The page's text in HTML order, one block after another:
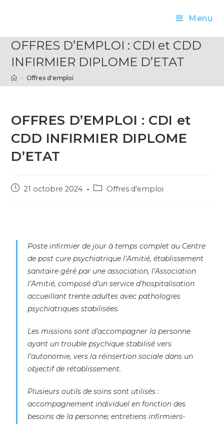
Menu
OFFRES D’EMPLOI : CDI et CDD
INFIRMIER DIPLOME D’ETAT
> Offres d'emploi
OFFRES D’EMPLOI : CDI et
CDD INFIRMIER DIPLOME
D’ETAT
21 octobre 2024 Offres d'emploi
Poste infirmier de jour à temps complet au Centre
de post cure psychiatrique l’Amitié, établissement
sanitaire géré par une association, l’Association
l’Amitié, composé d’un service d’hospitalisation
accueillant trente adultes avec pathologies
psychiatriques stabilisées.
Les missions sont d’accompagner la personne
ayant un trouble psychique stabilisé vers
l’autonomie, vers la réinsertion sociale dans un
objectif de rétablissement.
Plusieurs outils de soins sont utilisés :
accompagnement individuel en fonction des
besoins de la personne; entretiens infirmiers-